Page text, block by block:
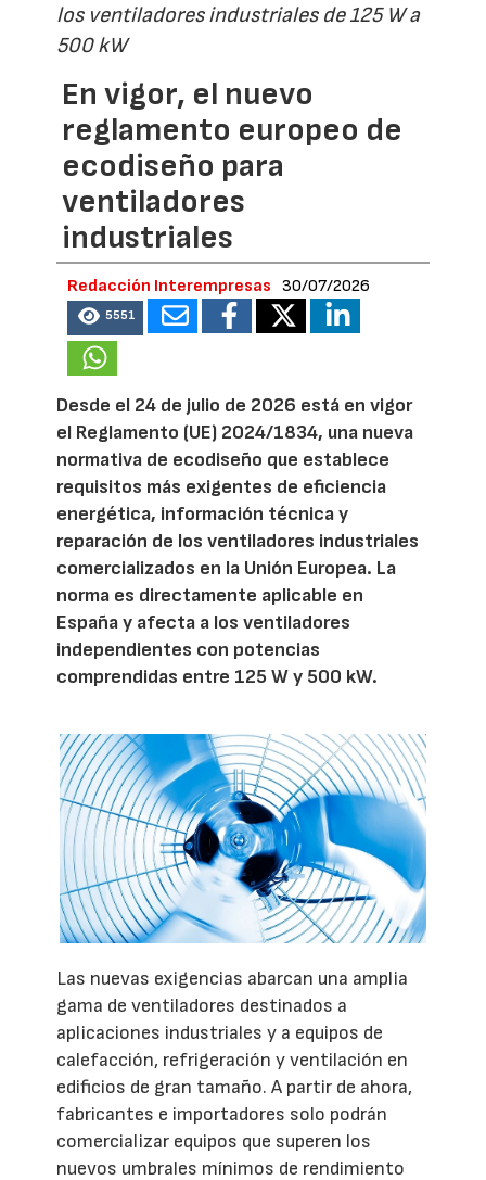
los ventiladores industriales de 125 W a
500 kW
En vigor, el nuevo
reglamento europeo de
ecodiseño para
ventiladores
industriales
Redacción Interempresas 30/07/2026
5551
Desde el 24 de julio de 2026 está en vigor
el Reglamento (UE) 2024/1834, una nueva
normativa de ecodiseño que establece
requisitos más exigentes de eficiencia
energética, información técnica y
reparación de los ventiladores industriales
comercializados en la Unión Europea. La
norma es directamente aplicable en
España y afecta a los ventiladores
independientes con potencias
comprendidas entre 125 W y 500 kW.
Las nuevas exigencias abarcan una amplia
gama de ventiladores destinados a
aplicaciones industriales y a equipos de
calefacción, refrigeración y ventilación en
edificios de gran tamaño. A partir de ahora,
fabricantes e importadores solo podrán
comercializar equipos que superen los
nuevos umbrales mínimos de rendimiento